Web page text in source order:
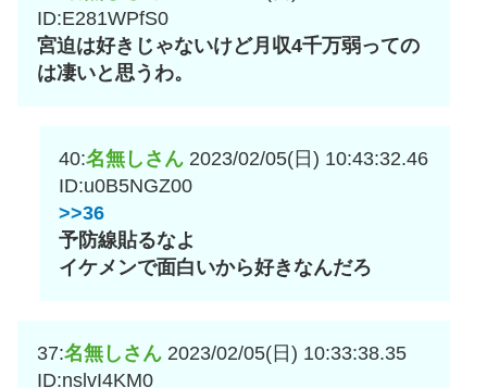
ID:E281WPfS0
宮迫は好きじゃないけど月収4千万弱っての
は凄いと思うわ。
40:名無しさん 2023/02/05(日) 10:43:32.46
ID:u0B5NGZ00
>>36
予防線貼るなよ
イケメンで面白いから好きなんだろ
37:名無しさん 2023/02/05(日) 10:33:38.35
ID:nslvI4KM0